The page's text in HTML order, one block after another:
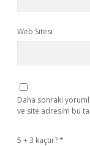
Web Sitesi
Daha sonraki
ve site adresim bu
5 + 3 kaçtır?*